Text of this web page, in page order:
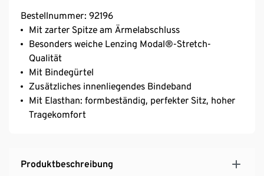
Bestellnummer: 92196
Mit zarter Spitze am Ärmelabschluss
Besonders weiche Lenzing Modal®-Stretch-
Qualität
Mit Bindegürtel
Zusätzliches innenliegendes Bindeband
Mit Elasthan: formbeständig, perfekter Sitz, hoher
Tragekomfort
Produktbeschreibung